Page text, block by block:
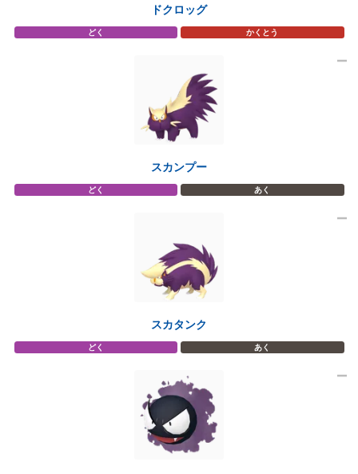
ドクロッグ
どく かくとう
スカンプー
どく あく
スカタンク
どく あく